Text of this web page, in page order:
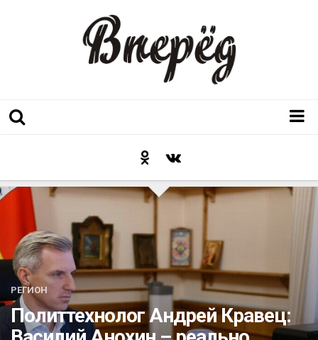
Послесловие к празднику
Факт
Неожиданный ракурс
Контакты
Люди родного края
Акция
РЕГИОН
Политтехнолог Андрей Кравец: